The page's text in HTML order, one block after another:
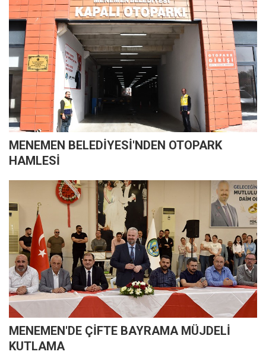
MENEMEN BELEDİYESİ'NDEN OTOPARK
HAMLESİ
MENEMEN'DE ÇİFTE BAYRAMA MÜJDELİ
KUTLAMA